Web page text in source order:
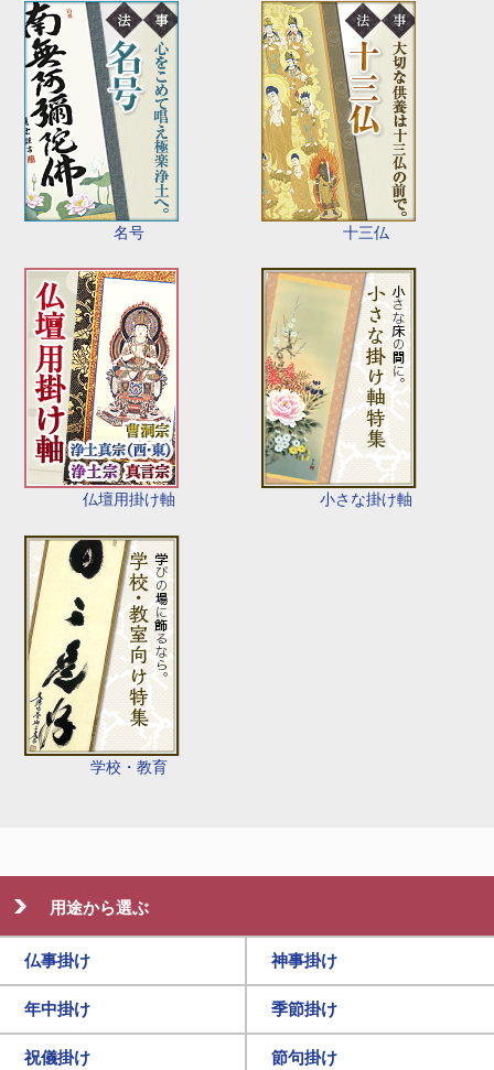
名号 十三仏
仏壇用掛け軸 小さな掛け軸
学校・教育
用途から選ぶ
仏事掛け 神事掛け
年中掛け 季節掛け
祝儀掛け 節句掛け